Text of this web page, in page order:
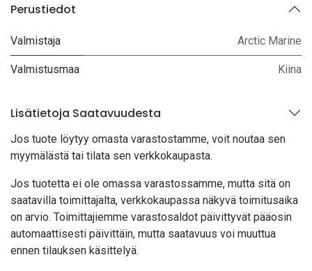
Perustiedot
Valmistaja Arctic Marine
Valmistusmaa Kiina
Lisätietoja Saatavuudesta
Jos tuote löytyy omasta varastostamme, voit noutaa sen
myymälästä tai tilata sen verkkokaupasta.
Jos tuotetta ei ole omassa varastossamme, mutta sitä on
saatavilla toimittajalta, verkkokaupassa näkyvä toimitusaika
on arvio. Toimittajiemme varastosaldot päivittyvät pääosin
automaattisesti päivittäin, mutta saatavuus voi muuttua
ennen tilauksen käsittelyä.